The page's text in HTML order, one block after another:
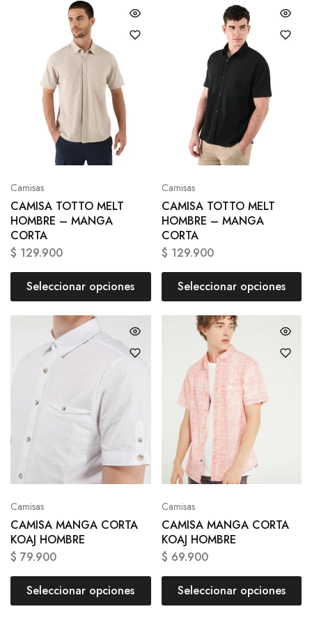
Camisas
CAMISA TOTTO MELT
HOMBRE – MANGA
CORTA
$ 129.900
Seleccionar opciones
Camisas
CAMISA TOTTO MELT
HOMBRE – MANGA
CORTA
$ 129.900
Seleccionar opciones
Camisas
CAMISA MANGA CORTA
KOAJ HOMBRE
$ 79.900
Seleccionar opciones
Camisas
CAMISA MANGA CORTA
KOAJ HOMBRE
$ 69.900
Seleccionar opciones